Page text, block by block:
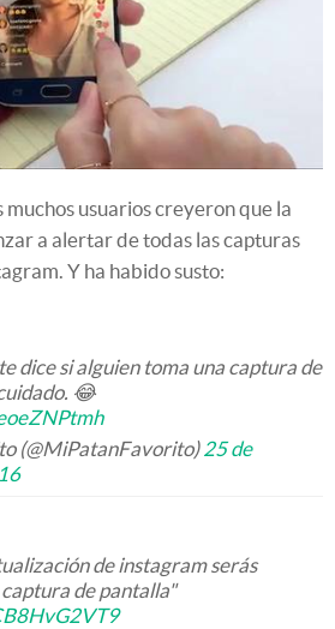
usuarios creyeron que la
a alertar de todas las capturas
Y ha habido susto:
dice si alguien toma una captura de
😂
(@MiPatanFavorito)25 de
de instagram serás
de pantalla"